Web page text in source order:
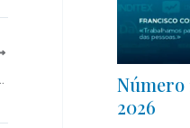
Número
2026